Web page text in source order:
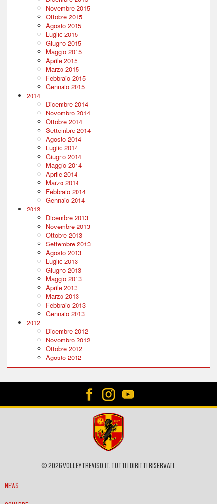
Novembre 2015
Ottobre 2015
Agosto 2015
Luglio 2015
Giugno 2015
Maggio 2015
Aprile 2015
Marzo 2015
Febbraio 2015
Gennaio 2015
2014
Dicembre 2014
Novembre 2014
Ottobre 2014
Settembre 2014
Agosto 2014
Luglio 2014
Giugno 2014
Maggio 2014
Aprile 2014
Marzo 2014
Febbraio 2014
Gennaio 2014
2013
Dicembre 2013
Novembre 2013
Ottobre 2013
Settembre 2013
Agosto 2013
Luglio 2013
Giugno 2013
Maggio 2013
Aprile 2013
Marzo 2013
Febbraio 2013
Gennaio 2013
2012
Dicembre 2012
Novembre 2012
Ottobre 2012
Agosto 2012
© 2026 VOLLEYTREVISO.IT. Tutti i diritti riservati.
News